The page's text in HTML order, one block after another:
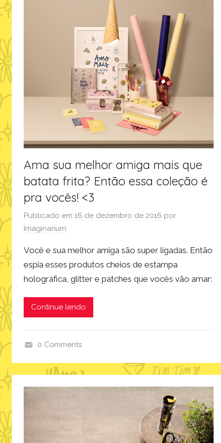
Ama sua melhor amiga mais que
batata frita? Então essa coleção é
pra vocês! <3
Publicado em 16 de dezembro de 2016 por
Imaginarium
Você e sua melhor amiga são super ligadas. Então
espia esses produtos cheios de estampa
holográfica, glitter e patches que vocês vão amar:
Continue lendo
d
0 Comments